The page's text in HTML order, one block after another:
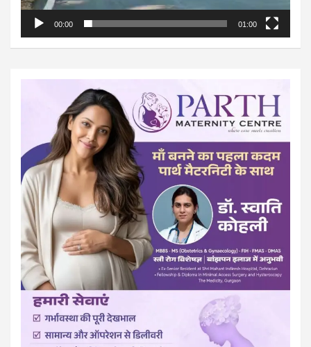
00:00 01:00